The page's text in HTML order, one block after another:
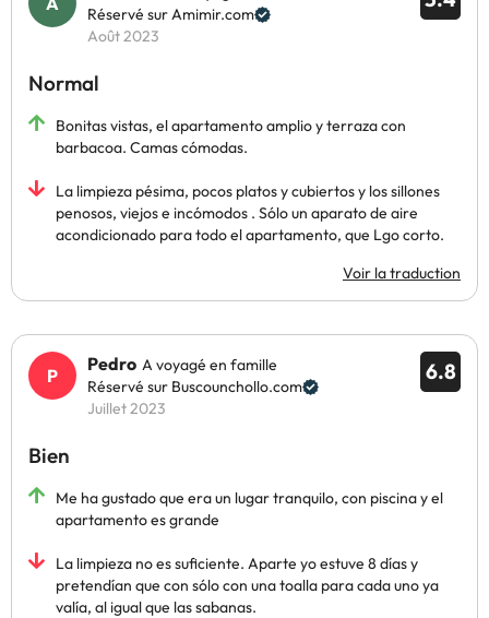
Réservé sur Amimir.com
Août 2023
Normal
Bonitas vistas, el apartamento amplio y terraza con
barbacoa. Camas cómodas.
La limpieza pésima, pocos platos y cubiertos y los sillones
penosos, viejos e incómodos . Sólo un aparato de aire
acondicionado para todo el apartamento, que Lgo corto.
Voir la traduction
6.8
Pedro A voyagé en famille
Réservé sur Buscounchollo.com
Juillet 2023
Bien
Me ha gustado que era un lugar tranquilo, con piscina y el
apartamento es grande
La limpieza no es suficiente. Aparte yo estuve 8 días y
pretendían que con sólo con una toalla para cada uno ya
valía, al igual que las sabanas.